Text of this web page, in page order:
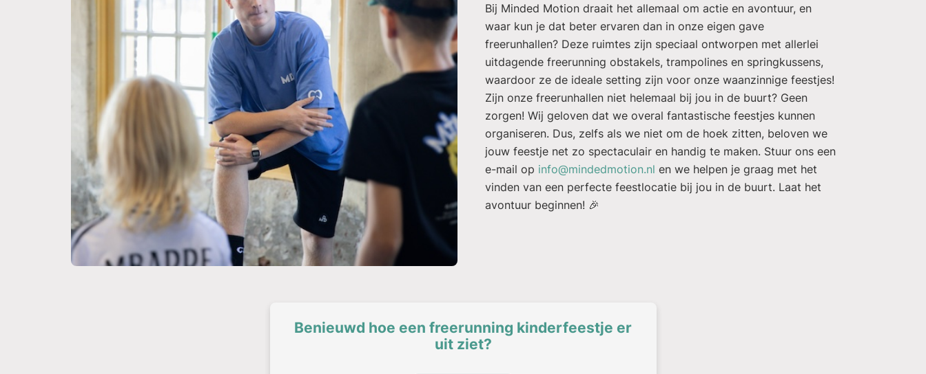
Bij Minded Motion draait het allemaal om actie en avontuur, en
waar kun je dat beter ervaren dan in onze eigen gave
freerunhallen? Deze ruimtes zijn speciaal ontworpen met allerlei
uitdagende freerunning obstakels, trampolines en springkussens,
waardoor ze de ideale setting zijn voor onze waanzinnige feestjes!
Zijn onze freerunhallen niet helemaal bij jou in de buurt? Geen
zorgen! Wij geloven dat we overal fantastische feestjes kunnen
organiseren. Dus, zelfs als we niet om de hoek zitten, beloven we
jouw feestje net zo spectaculair en handig te maken. Stuur ons een
e-mail op info@mindedmotion.nl en we helpen je graag met het
vinden van een perfecte feestlocatie bij jou in de buurt. Laat het
avontuur beginnen! 🎉
Benieuwd hoe een freerunning kinderfeestje er
uit ziet?